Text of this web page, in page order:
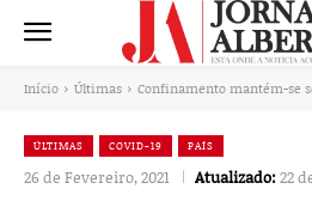
Início Últimas Confinamento mantém-se
ÚLTIMAS COVID-19 PAÍS
26 de Fevereiro, 2021 Atualizado:22